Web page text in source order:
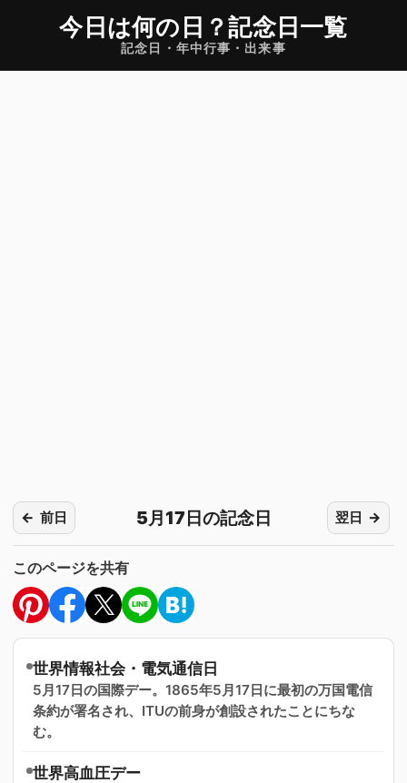
今日は何の日 ？記念日一覧
記念日・年中行事・出来事
前日 5月17日の記念日 翌日
このページを共有
世界情報社会・電気通信日
5月17日の国際デー。1865年5月17日に最初の万国電信
条約が署名され、ITUの前身が創設されたことにちな
む。
世界高血圧デー